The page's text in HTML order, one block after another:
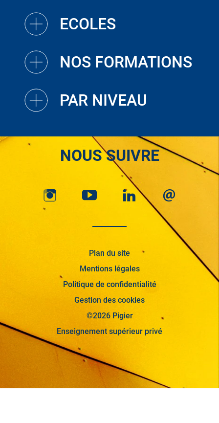
ECOLES
NOS FORMATIONS
PAR NIVEAU
NOUS SUIVRE
Plan du site
Mentions légales
Politique de confidentialité
Gestion des cookies
©2026 Pigier
Enseignement supérieur privé